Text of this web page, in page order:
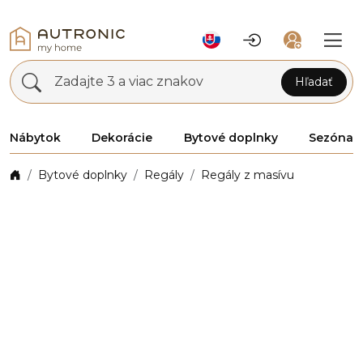
Zadajte 3 a viac znakov Hľadať
Nábytok Dekorácie Bytové doplnky Sezóna
Bytové doplnky Regály Regály z masívu